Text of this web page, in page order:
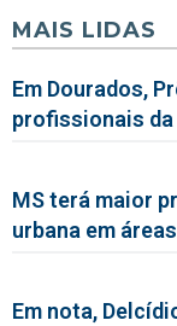
MAIS LIDAS
Em Dourados,
profissionais
MS terá maior
urbana em
Em nota,